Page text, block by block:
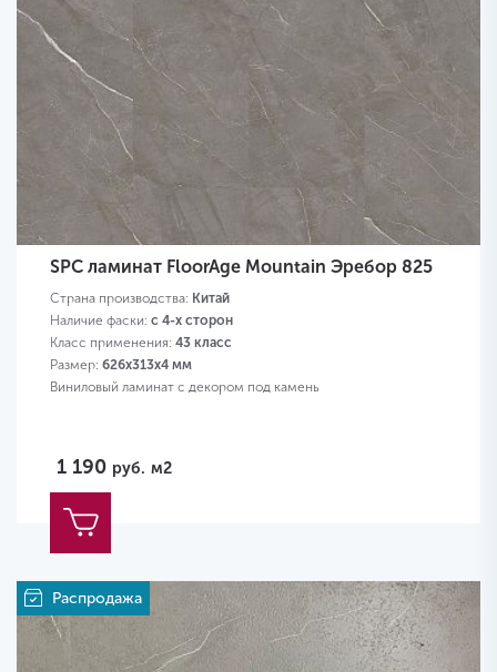
SPC ламинат FloorAge Mountain Эребор 825
Страна производства: Китай
Наличие фаски: с 4-х сторон
Класс применения: 43 класс
Размер: 626х313х4 мм
Виниловый ламинат с декором под камень
1 190 руб. м2
Распродажа